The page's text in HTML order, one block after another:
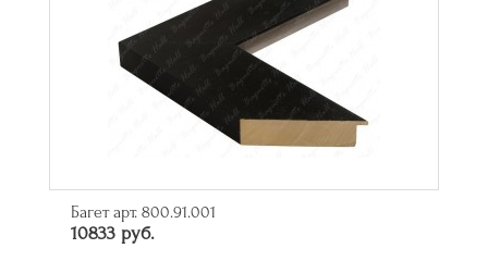
Багет арт. 800.91.001
10833 руб.